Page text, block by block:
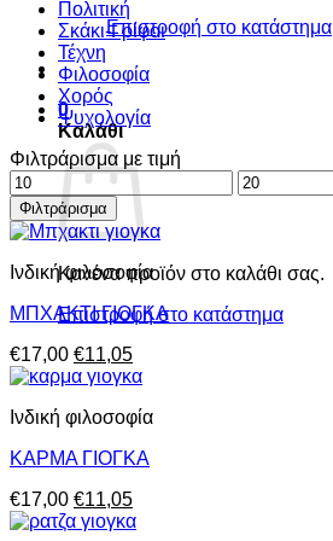
Επιστροφή στο κατάστημα
0
Καλάθι
Κανένα προϊόν στο καλάθι σας.
Επιστροφή στο κατάστημα
Πολιτική
Σκάκι-Γρίφοι
Τέχνη
Φιλοσοφία
Χορός
Ψυχολογία
Φιλτράρισμα με τιμή
Ελάχιστη
τιμή
Μέγιστη
τιμή
Φιλτράρισμα
Ινδική φιλοσοφία
ΜΠΧΑΚΤΙ ΓΙΟΓΚΑ
€17,00 Original
price
€17,00.
€11,05Η
τρέχουσα
είναι:
Ινδική φιλοσοφία
ΚΑΡΜΑ ΓΙΟΓΚΑ
€17,00 Original
price
€11,05Η
τρέχουσα